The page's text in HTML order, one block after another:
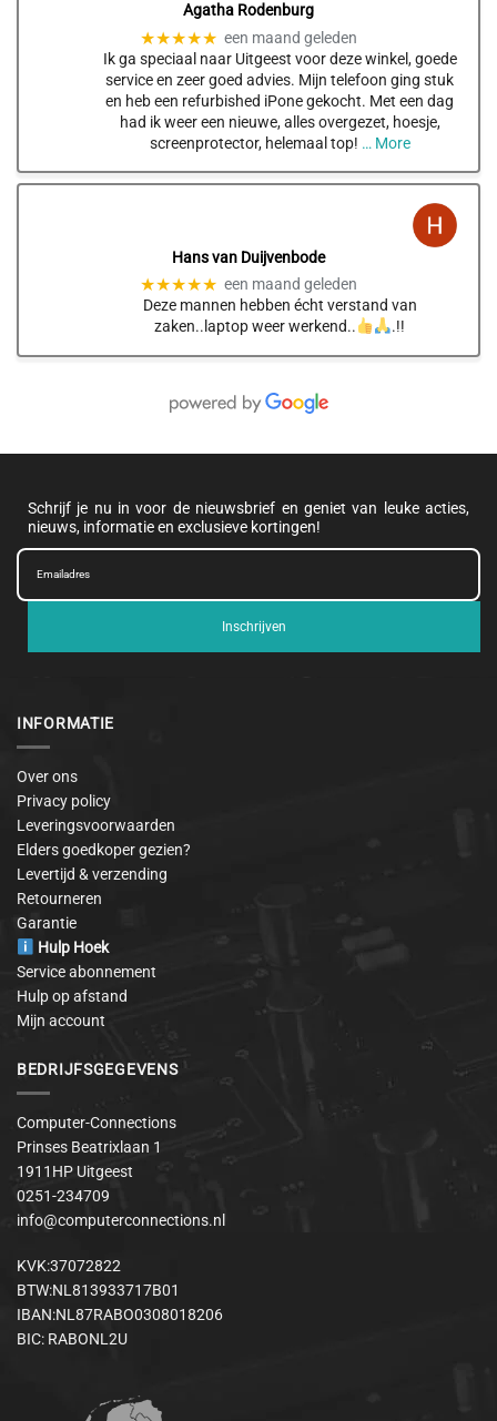
Agatha Rodenburg
★★★★★ een maand geleden
Ik ga speciaal naar Uitgeest voor deze winkel, goede
service en zeer goed advies. Mijn telefoon ging stuk
en heb een refurbished iPone gekocht. Met een dag
had ik weer een nieuwe, alles overgezet, hoesje,
screenprotector, helemaal top! … More
Hans van Duijvenbode
★★★★★ een maand geleden
Deze mannen hebben écht verstand van
zaken..laptop weer werkend..
.!!
Schrijf je nu in voor de nieuwsbrief en geniet van leuke acties,
nieuws, informatie en exclusieve kortingen!
Inschrijven
INFORMATIE
Over ons
Privacy policy
Leveringsvoorwaarden
Elders goedkoper gezien?
Levertijd & verzending
Retourneren
Garantie
Hulp Hoek
Service abonnement
Hulp op afstand
Mijn account
BEDRIJFSGEGEVENS
Computer-Connections
Prinses Beatrixlaan 1
1911HP Uitgeest
0251-234709
info@computerconnections.nl
KVK:37072822
BTW:NL813933717B01
IBAN:NL87RABO0308018206
BIC: RABONL2U